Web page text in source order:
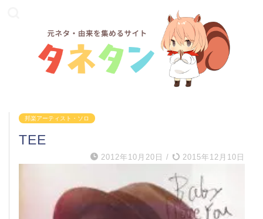
邦楽アーティスト・ソロ
TEE
2012年10月20日 / 2015年12月10日